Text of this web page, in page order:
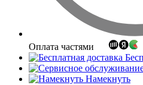
Оплата частями
Намекнуть